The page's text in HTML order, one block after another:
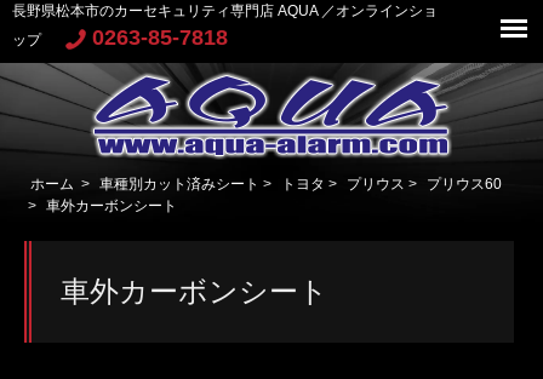
長野県松本市のカーセキュリティ専門店 AQUA ／オンラインショ
ップ
0263-85-7818
ホーム > 車種別カット済みシート > トヨタ > プリウス >
プリウス60
> 車外カーボンシート
車外カーボンシート